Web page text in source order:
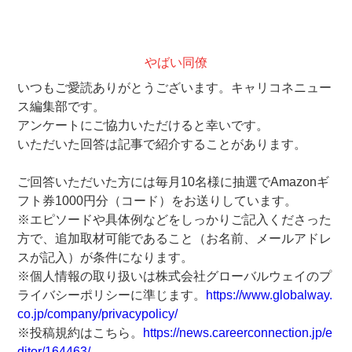
やばい同僚
いつもご愛読ありがとうございます。キャリコネニュー
ス編集部です。
アンケートにご協力いただけると幸いです。
いただいた回答は記事で紹介することがあります。
ご回答いただいた方には毎月10名様に抽選でAmazonギ
フト券1000円分（コード）をお送りしています。
※エピソードや具体例などをしっかりご記入くださった
方で、追加取材可能であること（お名前、メールアドレ
スが記入）が条件になります。
※個人情報の取り扱いは株式会社グローバルウェイのプ
ライバシーポリシーに準じます。 https://www.globalway.
co.jp/company/privacypolicy/
※投稿規約はこちら。 https://news.careerconnection.jp/e